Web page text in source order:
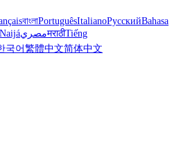
বাংলাPortuguêsItalianoРусскийBahasa
NaijáمصريमराठीTiếng
국어繁體中文简体中文